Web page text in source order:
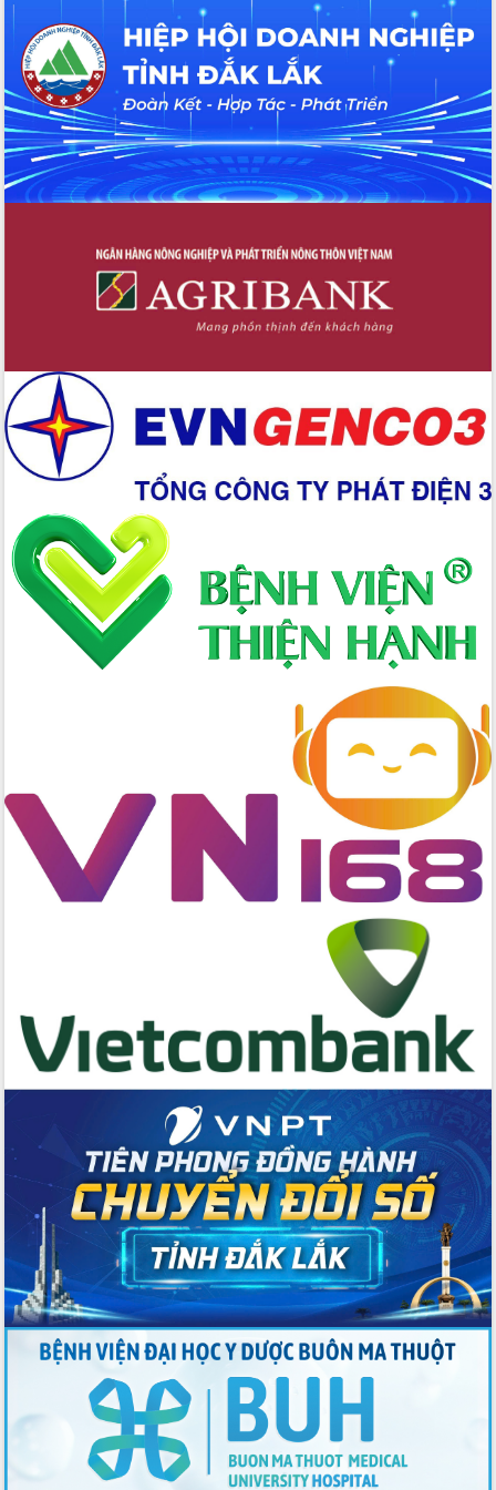
UBND tỉnh họp báo định kỳ tháng 4
năm 2026
Hội thảo khoa học “Giải pháp thúc đẩy
phát triển nền kinh tế xanh tại tỉnh
Đắk Lắk”
Tăng cường giám sát, đôn đốc thực
hiện nhiệm vụ quản lý tài sản công
hàng tuần
tại Trung tâm Phục vụ hành chính
Đắk Lắk: Tôn vinh 46 giải pháp tại Hội
thi Sáng tạo Kỹ thuật 2024 - 2025
về phát triển nuôi trồng thủy sản
Phó Chủ tịch UBND tỉnh Đắk Lắk
Trương Công Thái kiểm tra thực địa
Dự án cao tốc Khánh Hòa - Buôn Ma
Thuột
Định vị cà phê Việt Nam như một “di
sản sống” trong dòng chảy toàn cầu
Xây dựng nông thôn mới: Nâng cao đời
sống người dân từ những mô hình thiết
thực
Quyết liệt tháo gỡ vướng mắc, đẩy
nhanh tiến độ các dự án trọng điểm
trong Khu kinh tế Nam Phú Yên
đến năm 2050
Phát động chiến dịch 30 ngày đêm
giải phóng mặt bằng Tuyến đường bộ
ven biển
Đắk Lắk nỗ lực thúc đẩy tăng trưởng
Việt Nam
Thứ trưởng Bộ Y tế làm việc với tỉnh
Đắk Lắk về phát triển nhân lực y tế
Du lịch Đắk Lắk nâng tầm trải nghiệm
du khách thông qua Hệ thống cơ sở dữ
liệu và Bản đồ số
Tập huấn ứng dụng trí tuệ nhân tạo (AI)
trong thương mại điện tử năm 2026
Đoàn đại biểu Quốc hội tỉnh Đắk Lắk
trao đổi thông tin trước Kỳ họp thứ
nhất, Quốc hội khóa XVI
Quyết liệt cải cách hành chính, khơi
thông nguồn lực phát triển
Nâng cao hiệu lực, hiệu quả HĐND
tỉnh thông qua hiện đại hóa hành chính
Xã Ea Phê gắn cải cách hành chính với
chuyển đổi số
Phó Chủ tịch Thường trực UBND tỉnh